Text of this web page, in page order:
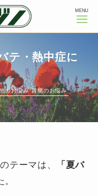
MENU
テ・熱中症に
のお悩み 胃腸のお悩み
テーマは、
「夏バ